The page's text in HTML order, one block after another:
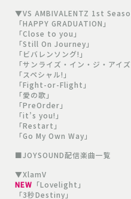
▼VS AMBIVALENTZ 1st
「HAPPY GRADUATION」
「Close to you」
「Still On Journey」
「ビバレンソング!」
「サンライズ・イン・ジ・アイズ
「スペシャル!」
「Fight-or-Flight」
「愛の歌」
「PreOrder」
「it’s you!」
「Restart」
「Go My Own Way」
■JOYSOUND配信楽曲一覧
▼XlamV
NEW 「Lovelight」
「3秒Destiny」